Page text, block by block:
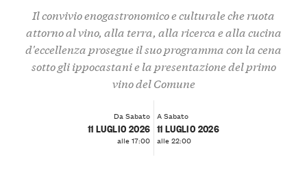
Il convivio enogastronomico e culturale che ruota
attorno al vino, alla terra, alla ricerca e alla cucina
d'eccellenza prosegue il suo programma con la cena
sotto gli ippocastani e la presentazione del primo
vino del Comune
Da Sabato
11 LUGLIO 2026
alle 17:00
A Sabato
11 LUGLIO 2026
alle 22:00